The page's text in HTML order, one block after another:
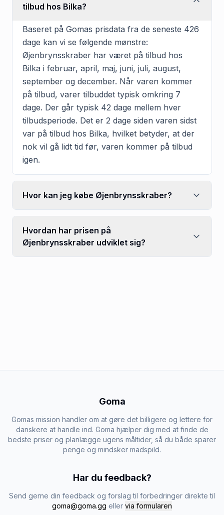
tilbud hos Bilka?
Baseret på Gomas prisdata fra de seneste 426
dage kan vi se følgende mønstre:
Øjenbrynsskraber har været på tilbud hos
Bilka i februar, april, maj, juni, juli, august,
september og december. Når varen kommer
på tilbud, varer tilbuddet typisk omkring 7
dage. Der går typisk 42 dage mellem hver
tilbudsperiode. Det er 2 dage siden varen sidst
var på tilbud hos Bilka, hvilket betyder, at der
nok vil gå lidt tid før, varen kommer på tilbud
igen.
Hvor kan jeg købe Øjenbrynsskraber?
Hvordan har prisen på
Øjenbrynsskraber udviklet sig?
Goma
Gomas mission handler om at gøre det billigere og lettere for
danskere at handle ind. Goma hjælper dig med at finde de
bedste priser og planlægge ugens måltider, så du både sparer
penge og mindsker madspild.
Har du feedback?
Send gerne din feedback og forslag til forbedringer direkte til
goma@goma.gg eller via formularen